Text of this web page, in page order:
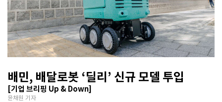
배민, 배달로봇 ‘딜리’ 신규 모델 투입
[기업 브리핑 Up & Down]
윤채원 기자